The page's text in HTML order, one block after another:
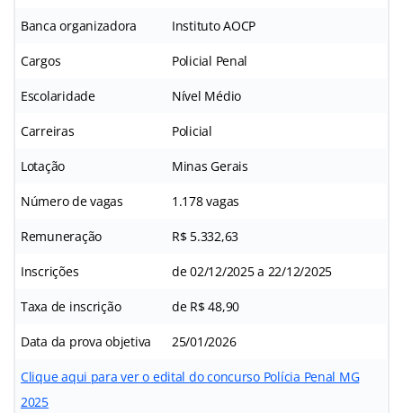
Banca organizadora Instituto AOCP
Cargos Policial Penal
Escolaridade Nível Médio
Carreiras Policial
Lotação Minas Gerais
Número de vagas 1.178 vagas
Remuneração R$ 5.332,63
Inscrições de 02/12/2025 a 22/12/2025
Taxa de inscrição de R$ 48,90
Data da prova objetiva 25/01/2026
Clique aqui para ver o edital do concurso Polícia Penal MG
2025